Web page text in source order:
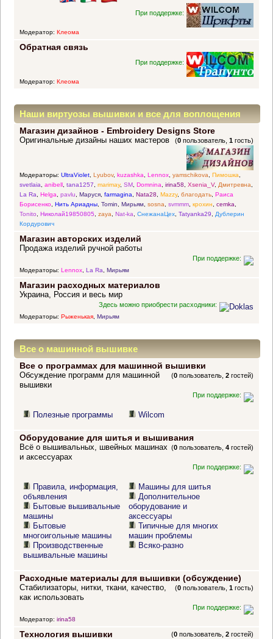
При поддержке:
Модератор: Клеома
Обратная связь
При поддержке:
Модератор: Клеома
Наши виртуозы вышивки и все для воплощения
прекрасных идей
Магазин дизайнов - Embroidery Designs Store
(0 пользователь,1 гость)
Оригинальные дизайны наших мастеров
Модераторы: UltraViolet, Lyubov, kuzashka, Lennox, yamschikova, Пимошка,
svetlaia, anibell, tana1257, marimay, SM, Domnina, irina58, Xsenia_V, Дмитревна,
La Ra, Helga, pavlu, Маруся, farmagina, Nata28, Mazzy, благодать, Раиса
Борисенко, Нить Ариадны, Tomin, Мирьям, sosna, svmmm, крохин, cemka,
Tonito, Николай19850805, zaya, Nat-ka, СнежанаЦех, Tatyanka29, Дублерин
Кордурович
Магазин авторских изделий
Продажа изделий ручной работы
При поддержке:
Модераторы: Lennox, La Ra, Мирьям
Магазин расходных материалов
Украина, Россия и весь мир
Здесь можно приобрести расходники:
Модераторы: Рыженькая, Мирьям
Все о машинной вышивке
Все о программах для машинной вышивки
(0 пользователь,2 гостей)
Обсуждение программ для машинной
вышивки
При поддержке:
Полезные программы Wilcom
Оборудование для шитья и вышивания
(0 пользователь,4 гостей)
Всё о вышивальных, швейных машинах
и аксессуарах
При поддержке:
Правила, информация,
объявления
Бытовые вышивальные
машины
Бытовые
многоигольные машины
Производственные
вышивальные машины
Машины для шитья
Дополнительное
оборудование и
аксессуары
Типичные для многих
машин проблемы
Всяко-разно
Расходные материалы для вышивки (обсуждение)
(0 пользователь,1 гость)
Стабилизаторы, нитки, ткани, качество,
как использовать
При поддержке:
Модератор: irina58
Технология вышивки (0 пользователь,2 гостей)